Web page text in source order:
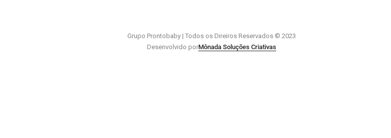
Grupo Prontobaby | Todos os Direiros Reservados © 2023
Desenvolvido porMônada Soluções Criativas